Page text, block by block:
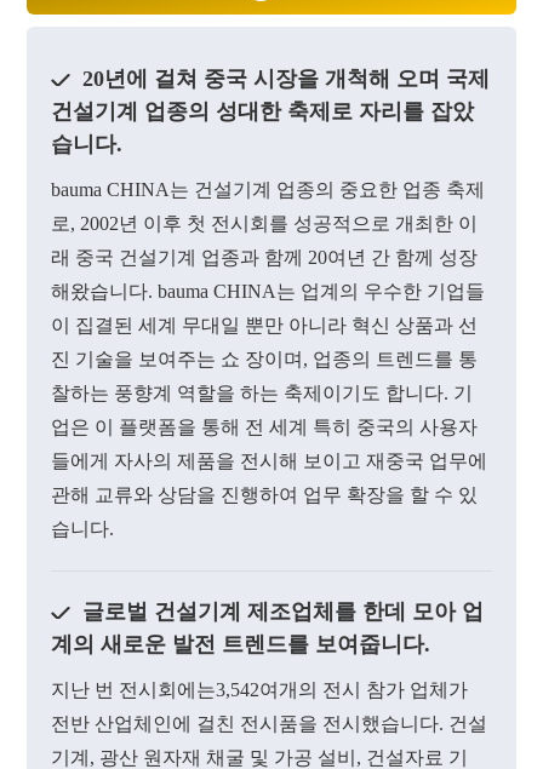
20년에 걸쳐 중국 시장을 개척해 오며 국제
건설기계 업종의 성대한 축제로 자리를 잡았
습니다.
bauma CHINA는 건설기계 업종의 중요한 업종 축제
로, 2002년 이후 첫 전시회를 성공적으로 개최한 이
래 중국 건설기계 업종과 함께 20여년 간 함께 성장
해왔습니다. baumaCHINA는 업계의 우수한 기업들
이 집결된 세계 무대일 뿐만 아니라 혁신 상품과 선
진 기술을 보여주는 쇼 장이며, 업종의 트렌드를 통
찰하는 풍향계 역할을 하는 축제이기도 합니다. 기
업은 이 플랫폼을 통해 전 세계 특히 중국의 사용자
들에게 자사의 제품을 전시해 보이고 재중국 업무에
관해 교류와 상담을 진행하여 업무 확장을 할 수 있
습니다.
글로벌 건설기계 제조업체를 한데 모아 업
계의 새로운 발전 트렌드를 보여줍니다.
지난 번 전시회에는3,542여개의 전시 참가 업체가
전반 산업체인에 걸친 전시품을 전시했습니다. 건설
기계, 광산 원자재 채굴 및 가공 설비, 건설자료 기